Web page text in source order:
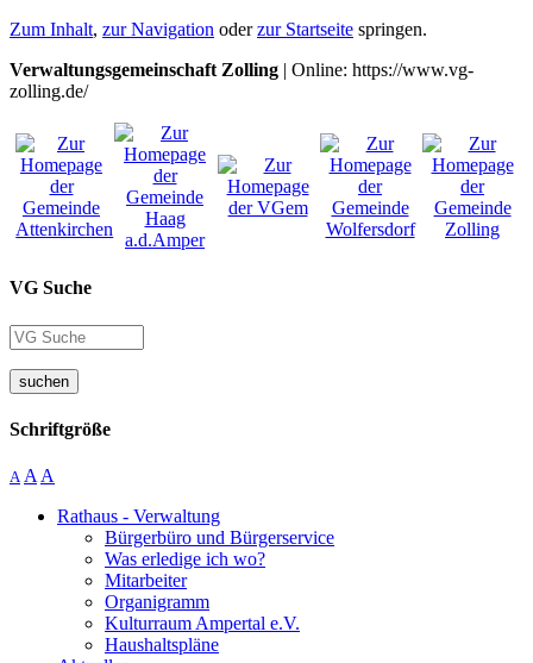
Zum Inhalt, zur Navigation oderzur Startseite springen.
Verwaltungsgemeinschaft Zolling | Online: https://www.vg-
zolling.de/
VG Suche
suchen
Schriftgröße
A A A
Rathaus - Verwaltung
Bürgerbüro und Bürgerservice
Was erledige ich wo?
Mitarbeiter
Organigramm
Kulturraum Ampertal e.V.
Haushaltspläne